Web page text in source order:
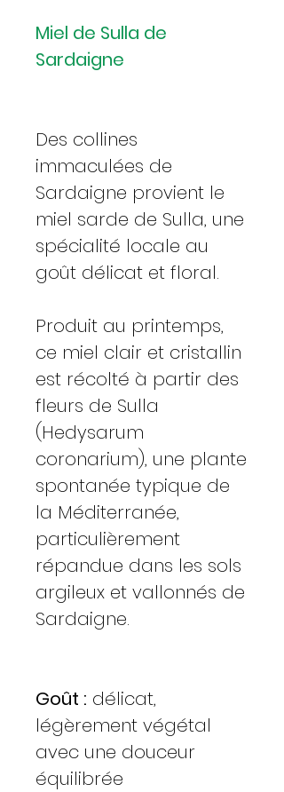
Miel de Sulla de
Sardaigne
Des collines
immaculées de
Sardaigne provient le
miel sarde de Sulla, une
spécialité locale au
goût délicat et floral.
Produit au printemps,
ce miel clair et cristallin
est récolté à partir des
fleurs de Sulla
(Hedysarum
coronarium), une plante
spontanée typique de
la Méditerranée,
particulièrement
répandue dans les sols
argileux et vallonnés de
Sardaigne.
Goût : délicat,
légèrement végétal
avec une douceur
équilibrée